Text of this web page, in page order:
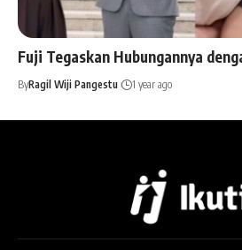
Fuji Tegaskan Hubungannya
ByRagil Wiji Pangestu 1 year ago